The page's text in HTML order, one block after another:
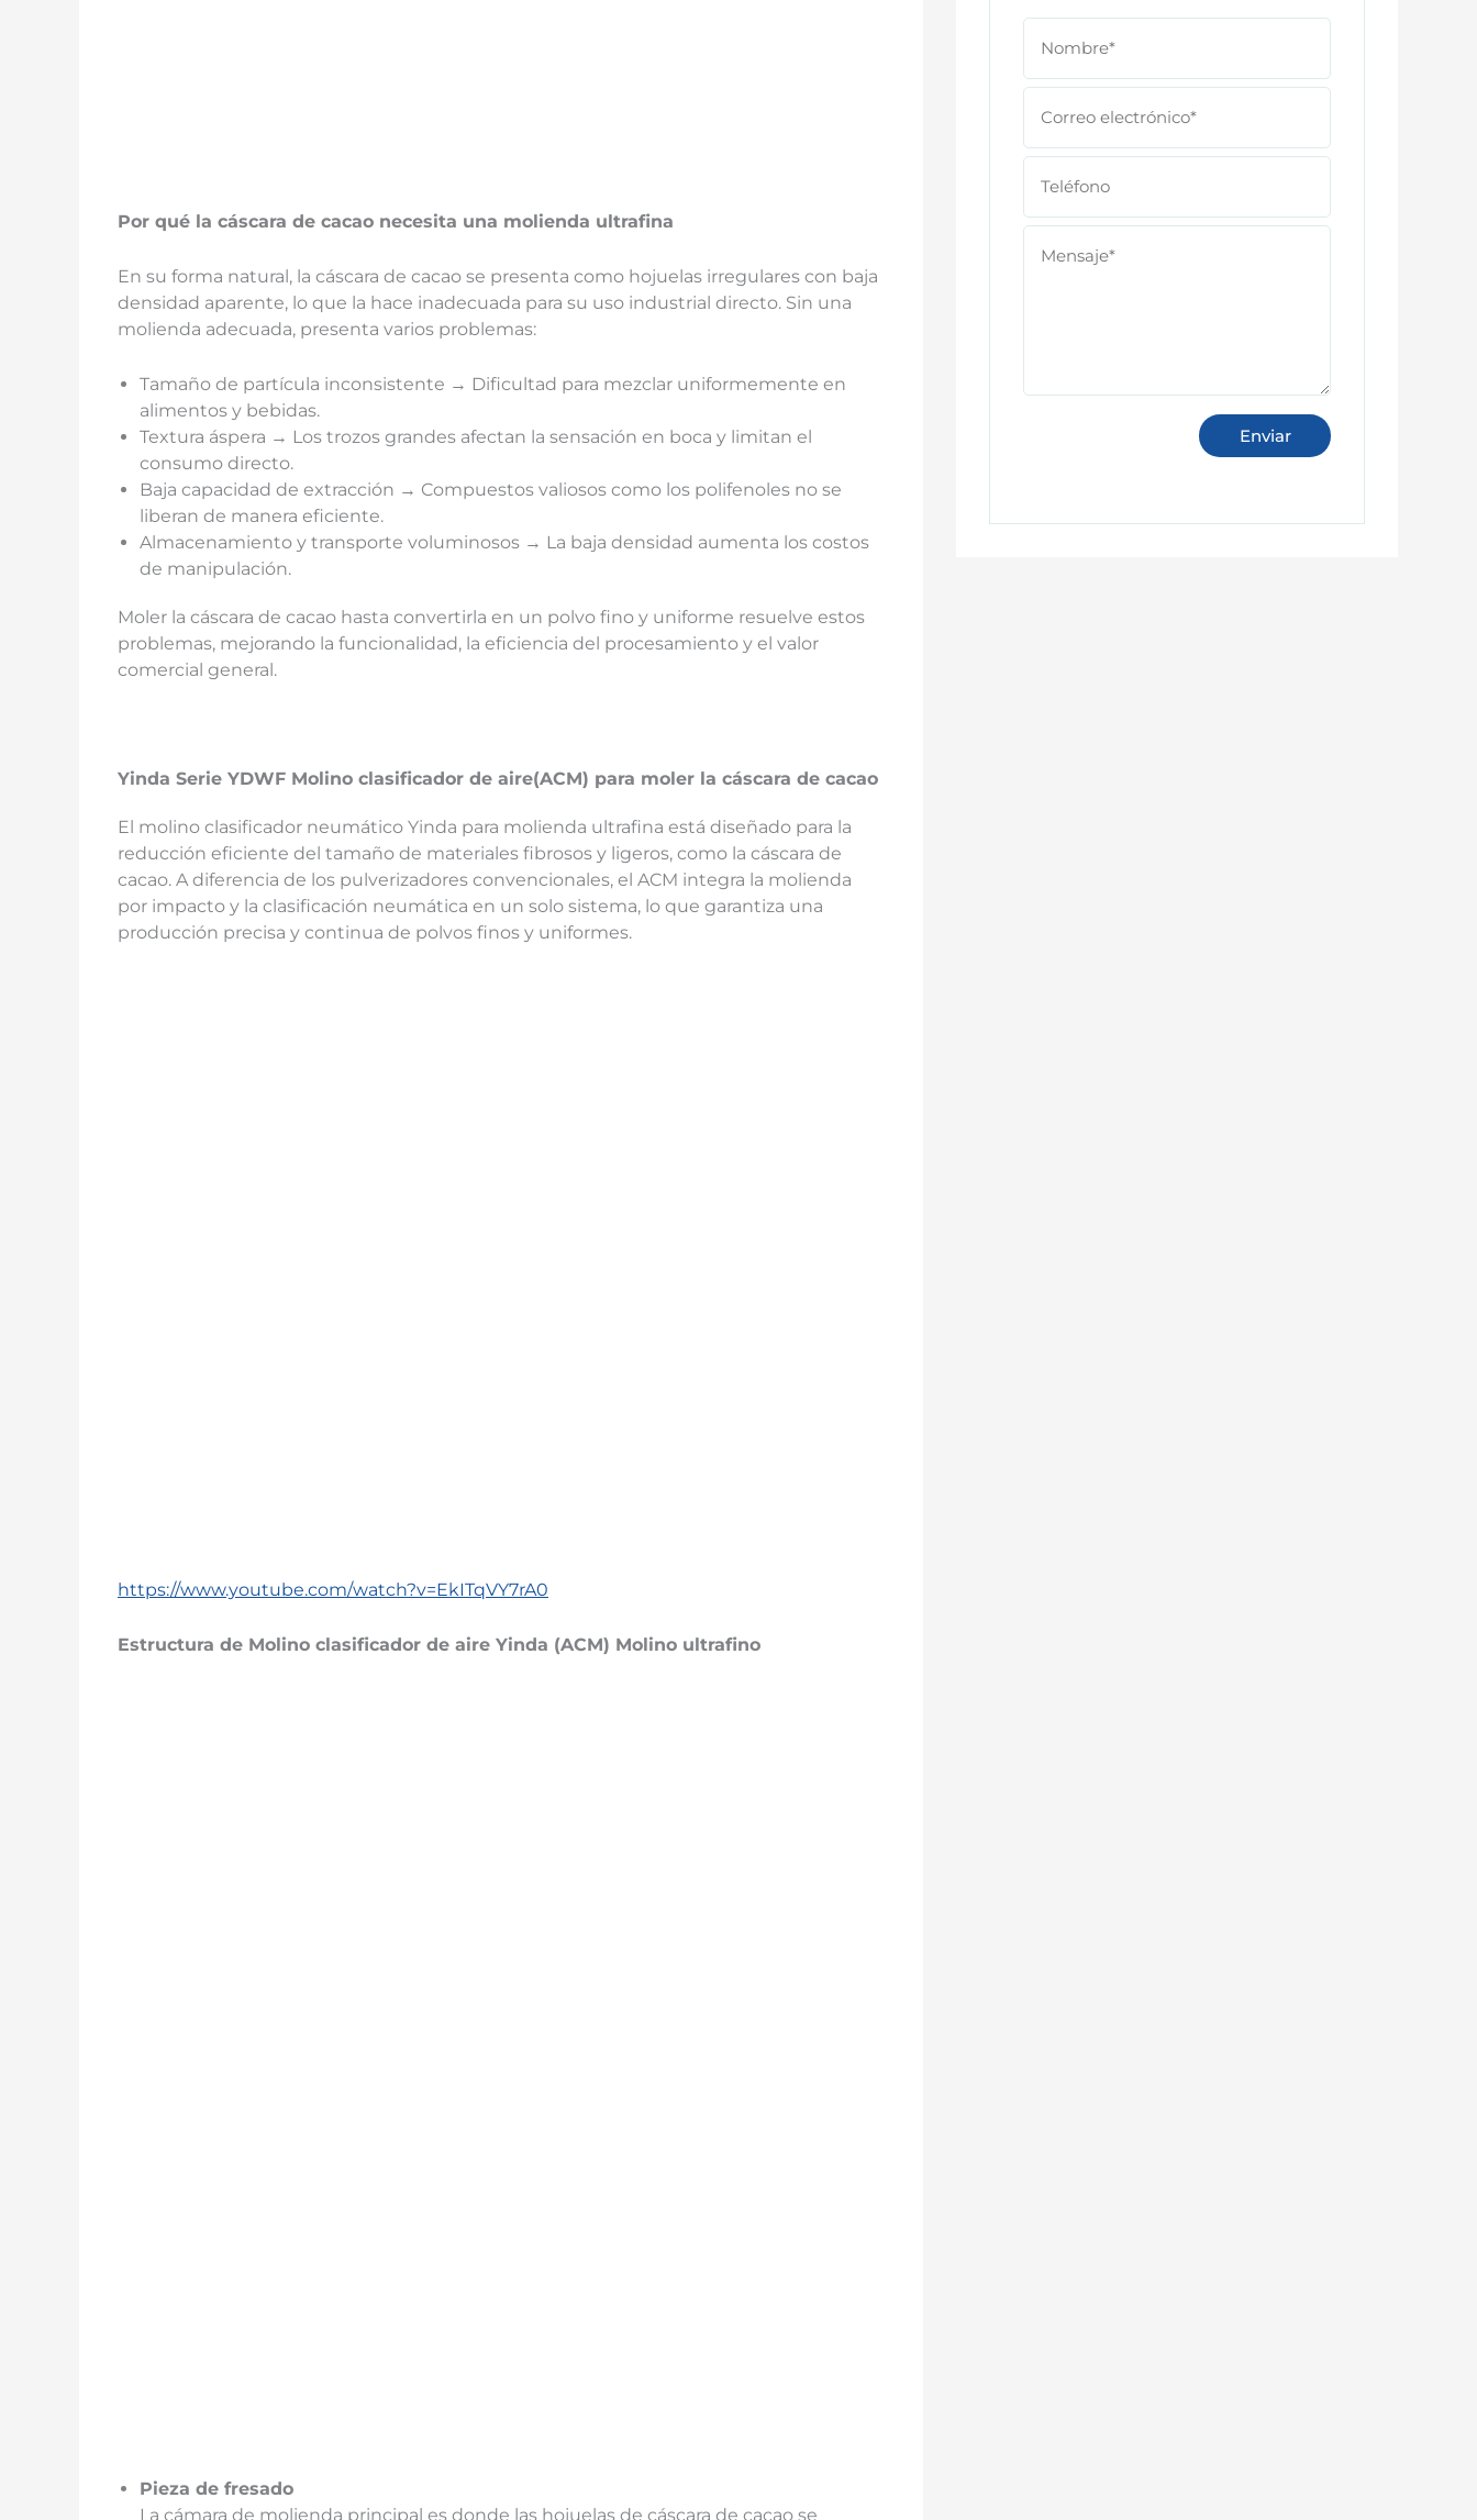
Por qué la cáscara de cacao necesita una molienda ultrafina
En su forma natural, la cáscara de cacao se presenta como hojuelas irregulares con baja
densidad aparente, lo que la hace inadecuada para su uso industrial directo. Sin una
molienda adecuada, presenta varios problemas:
Tamaño de partícula inconsistente → Dificultad para mezclar uniformemente en
alimentos y bebidas.
Textura áspera → Los trozos grandes afectan la sensación en boca y limitan el
consumo directo.
Baja capacidad de extracción → Compuestos valiosos como los polifenoles no se
liberan de manera eficiente.
Almacenamiento y transporte voluminosos → La baja densidad aumenta los costos
de manipulación.
Moler la cáscara de cacao hasta convertirla en un polvo fino y uniforme resuelve estos
problemas, mejorando la funcionalidad, la eficiencia del procesamiento y el valor
comercial general.
Yinda Serie YDWF Molino clasificador de aire(ACM) para moler la cáscara de cacao
El molino clasificador neumático Yinda para molienda ultrafina está diseñado para la
reducción eficiente del tamaño de materiales fibrosos y ligeros, como la cáscara de
cacao. A diferencia de los pulverizadores convencionales, el ACM integra la molienda
por impacto y la clasificación neumática en un solo sistema, lo que garantiza una
producción precisa y continua de polvos finos y uniformes.
https://www.youtube.com/watch?v=EkITqVY7rA0
Estructura de Molino clasificador de aire Yinda (ACM) Molino ultrafino
Pieza de fresado
La cámara de molienda principal es donde las hojuelas de cáscara de cacao se